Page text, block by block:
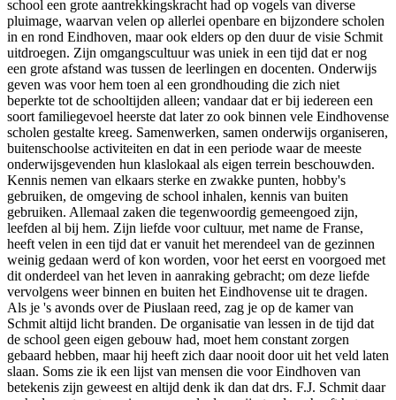
school een grote aantrekkingskracht had op vogels van diverse
pluimage, waarvan velen op allerlei openbare en bijzondere scholen
in en rond Eindhoven, maar ook elders op den duur de visie Schmit
uitdroegen. Zijn omgangscultuur was uniek in een tijd dat er nog
een grote afstand was tussen de leerlingen en docenten. Onderwijs
geven was voor hem toen al een grondhouding die zich niet
beperkte tot de schooltijden alleen; vandaar dat er bij iedereen een
soort familiegevoel heerste dat later zo ook binnen vele Eindhovense
scholen gestalte kreeg. Samenwerken, samen onderwijs organiseren,
buitenschoolse activiteiten en dat in een periode waar de meeste
onderwijsgevenden hun klaslokaal als eigen terrein beschouwden.
Kennis nemen van elkaars sterke en zwakke punten, hobby's
gebruiken, de omgeving de school inhalen, kennis van buiten
gebruiken. Allemaal zaken die tegenwoordig gemeengoed zijn,
leefden al bij hem. Zijn liefde voor cultuur, met name de Franse,
heeft velen in een tijd dat er vanuit het merendeel van de gezinnen
weinig gedaan werd of kon worden, voor het eerst en voorgoed met
dit onderdeel van het leven in aanraking gebracht; om deze liefde
vervolgens weer binnen en buiten het Eindhovense uit te dragen.
Als je 's avonds over de Piuslaan reed, zag je op de kamer van
Schmit altijd licht branden. De organisatie van lessen in de tijd dat
de school geen eigen gebouw had, moet hem constant zorgen
gebaard hebben, maar hij heeft zich daar nooit door uit het veld laten
slaan. Soms zie ik een lijst van mensen die voor Eindhoven van
betekenis zijn geweest en altijd denk ik dan dat drs. F.J. Schmit daar